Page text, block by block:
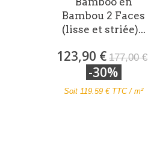
Bambou 2 Faces
(lisse et striée)...
123,90 € 177,00 €
-30%
Soit 119.59 € TTC / m²